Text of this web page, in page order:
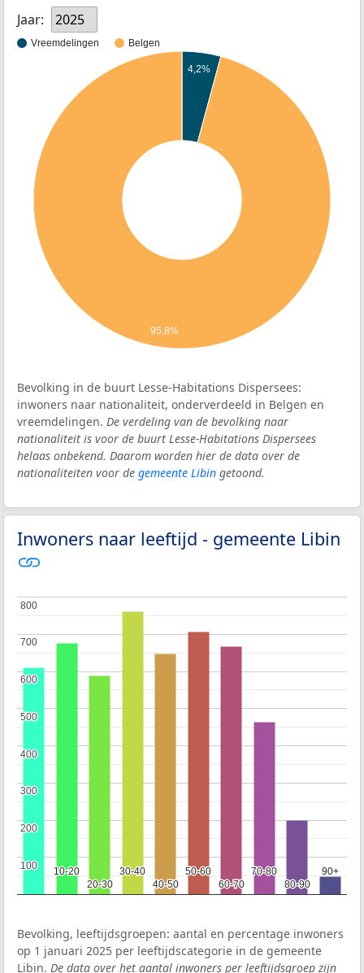
Jaar: 2025
Vreemdelingen Belgen
4,2%
95,8%
Bevolking in de buurt Lesse-Habitations Dispersees:
inwoners naar nationaliteit, onderverdeeld in Belgen en
vreemdelingen. De verdeling van de bevolking naar
nationaliteit is voor de buurt Lesse-Habitations Dispersees
helaas onbekend. Daarom worden hier de data over de
nationaliteiten voor de gemeente Libin getoond.
Inwoners naar leeftijd - gemeente Libin
10-20
10-20
20-30
20-30
30-40
30-40
40-50
40-50
50-60
50-60
60-70
60-70
70-80
70-80
80-90
80-90
90+
90+
100
100
200
200
300
300
400
400
500
500
600
600
700
700
800
800
Bevolking, leeftijdsgroepen: aantal en percentage inwoners
op 1 januari 2025 per leeftijdscategorie in de gemeente
Libin. De data over het aantal inwoners per leeftijdsgroep zijn